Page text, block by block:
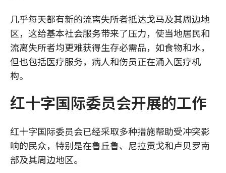
几乎每天都有新的流离失所者抵达戈马及其周边地
区，这给基本社会服务带来了压力，使当地居民和
流离失所者均更难获得生存必需品，如食物和水，
但也包括医疗服务，病人和伤员正在涌入医疗机
构。
红十字国际委员会开展的工作
红十字国际委员会已经采取多种措施帮助受冲突影
响的民众，特别是在鲁丘鲁、尼拉贡戈和卢贝罗南
部及其周边地区。